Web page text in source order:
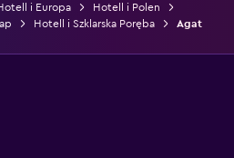
i Europa
Hotell i Polen
Hotell i Szklarska Poręba Agat